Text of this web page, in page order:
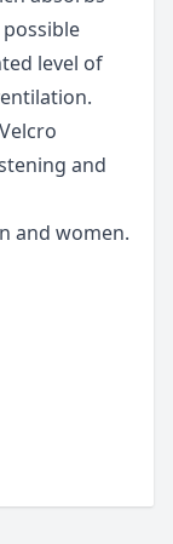
level of
and
and women.